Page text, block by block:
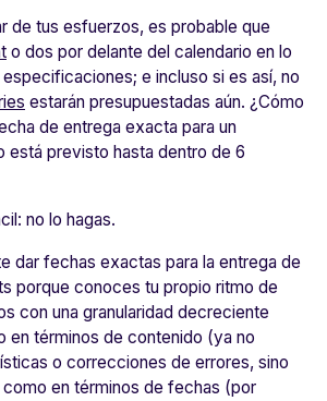
de tus esfuerzos, es probable que
o dos por delante del calendario en lo
e incluso si es así, no
estarán presupuestadas aún. ¿Cómo
de entrega exacta para un
está previsto hasta dentro de 6
no lo hagas.
dar fechas exactas para la entrega de
porque conoces tu propio ritmo de
con una granularidad decreciente
en términos de contenido (ya no
o correcciones de errores, sino
en términos de fechas (por